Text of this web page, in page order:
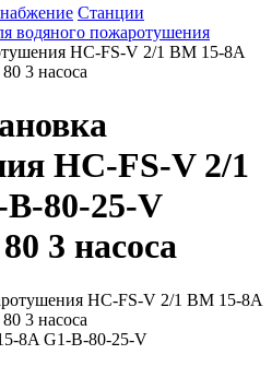
Станции
водяного пожаротушения
HC-FS-V 2/1 BM 15-8A
3 насоса
HC-FS-V 2/1
80-25-V
3 насоса
8A G1-B-80-25-V